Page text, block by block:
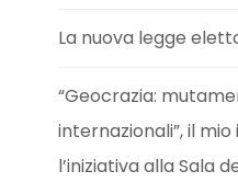
La nuova legge
“Geocrazia:
internazionali”, il
l’iniziativa alla Sala